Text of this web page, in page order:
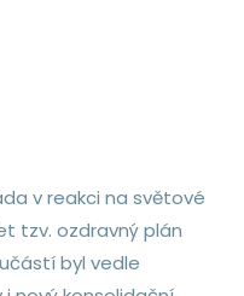
v reakci na světové
tzv. ozdravný plán
byl vedle